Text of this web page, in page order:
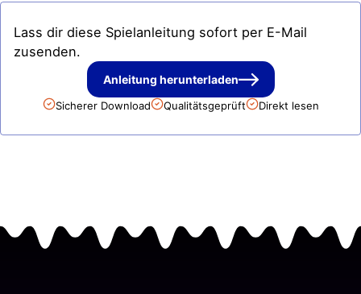
Lass dir diese Spielanleitung sofort per E-Mail
zusenden.
Anleitung herunterladen
Sicherer Download Qualitätsgeprüft Direkt lesen